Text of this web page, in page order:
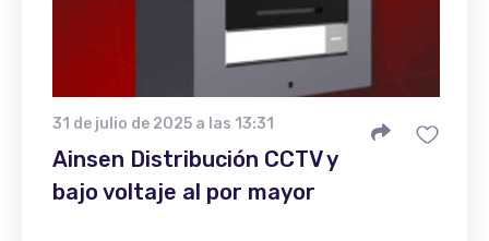
31 de julio de 2025 a las 13:31
Ainsen Distribución CCTV y
bajo voltaje al por mayor